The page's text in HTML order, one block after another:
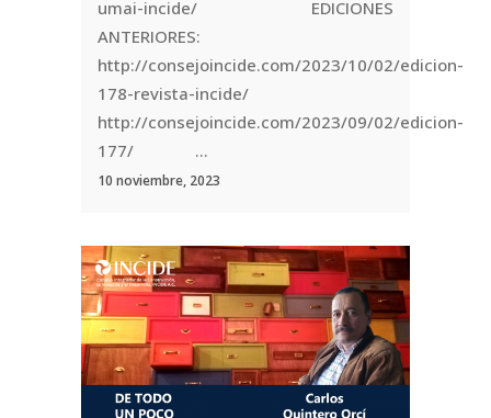
umai-incide/ EDICIONES
ANTERIORES:
http://consejoincide.com/2023/10/02/edicion-
178-revista-incide/
http://consejoincide.com/2023/09/02/edicion-
177/ ...
10 noviembre, 2023